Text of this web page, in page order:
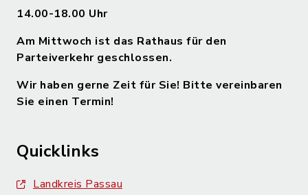
14.00-18.00 Uhr
Am Mittwoch ist das Rathaus für den
Parteiverkehr geschlossen.
Wir haben gerne Zeit für Sie! Bitte vereinbaren
Sie einen Termin!
Quicklinks
Landkreis Passau